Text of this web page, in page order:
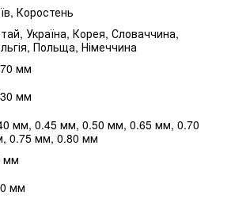
Коростень
Україна, Корея, Словаччина,
Польща, Німеччина
мм
мм
мм, 0.45 мм, 0.50 мм, 0.65 мм, 0.70
0.75 мм, 0.80 мм
мм
мм